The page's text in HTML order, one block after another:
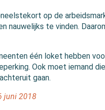
op de
nauwelijks te vinden.
één loket hebben
Ook moet iemand
gaan.
juni 2018